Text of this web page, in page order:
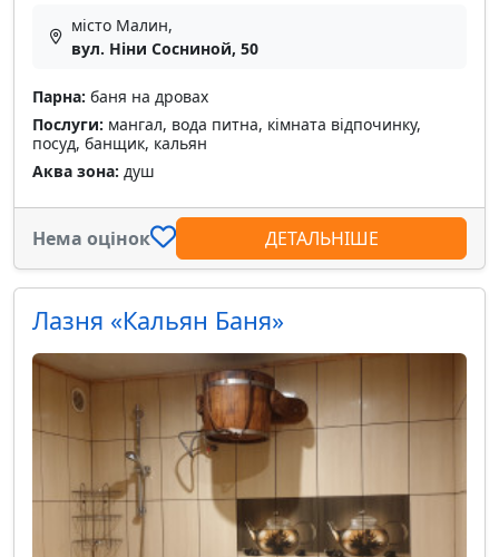
місто Малин,
вул. Ніни Сосниной, 50
Парна: баня на дровах
Послуги: мангал, вода питна, кімната відпочинку,
посуд, банщик, кальян
Аква зона: душ
Нема оцінок ДЕТАЛЬНІШЕ
Лазня «Кальян Баня»